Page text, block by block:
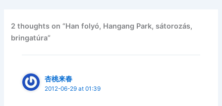
2 thoughts on “Han folyó, Hangang Park, sátorozás,
bringatúra”
杏桃来春
2012-06-29 at 01:39